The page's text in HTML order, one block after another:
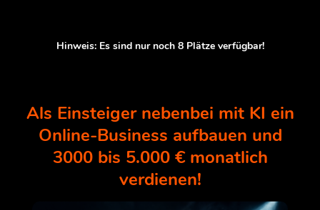
Hinweis: Es sind nur noch 8Plätze verfügbar!
Als Einsteiger nebenbei mit KI ein
Online-Business aufbauen und
3000 bis 5.000 € monatlich
verdienen!